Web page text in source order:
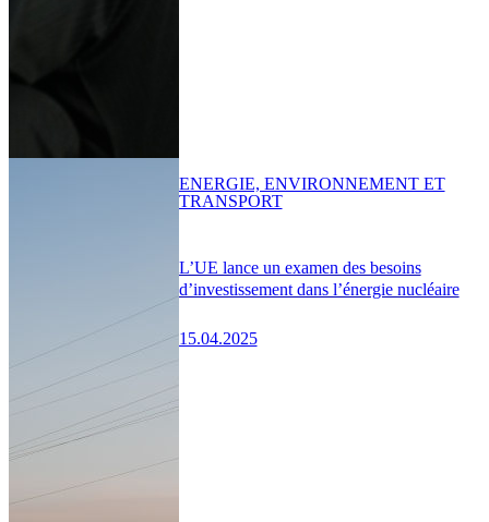
L’UE lance un examen des besoins
d’investissement dans l’énergie nucléaire
15.04.2025
ENERGIE, ENVIRONNEMENT ET
TRANSPORT